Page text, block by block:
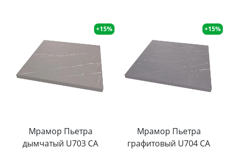
+15%
Мрамор Пьетра
дымчатый U703 CA
+15%
Мрамор Пьетра
графитовый U704 CA